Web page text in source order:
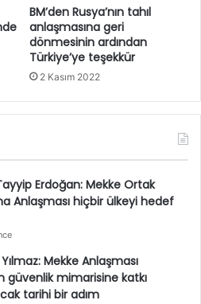
BM’den Rusya’nın tahıl
anlaşmasına geri
dönmesinin ardından
Türkiye’ye teşekkür
2 Kasım 2022
Erdoğan: Mekke Ortak
Anlaşması hiçbir ülkeyi hedef
Mekke Anlaşması
güvenlik mimarisine katkı
tarihi bir adım